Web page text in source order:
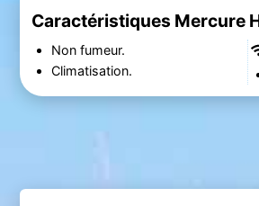
Caractéristiques Mercure
Non fumeur.
Climatisation.